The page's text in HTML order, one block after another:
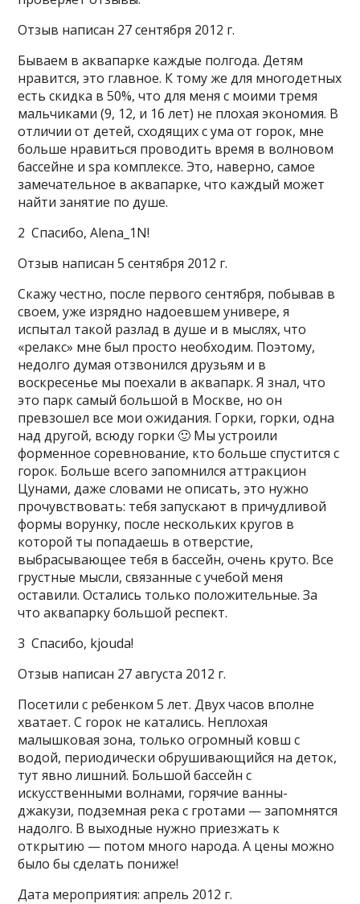
Отзыв написан 27 сентября 2012 г.
Бываем в аквапарке каждые полгода. Детям
нравится, это главное. К тому же для многодетных
есть скидка в 50%, что для меня с моими тремя
мальчиками (9, 12, и 16 лет) не плохая экономия. В
отличии от детей, сходящих с ума от горок, мне
больше нравиться проводить время в волновом
бассейне и spa комплексе. Это, наверно, самое
замечательное в аквапарке, что каждый может
найти занятие по душе.
2 Спасибо, Alena_1N!
Отзыв написан 5 сентября 2012 г.
Скажу честно, после первого сентября, побывав в
своем, уже изрядно надоевшем универе, я
испытал такой разлад в душе и в мыслях, что
«релакс» мне был просто необходим. Поэтому,
недолго думая отзвонился друзьям и в
воскресенье мы поехали в аквапарк. Я знал, что
это парк самый большой в Москве, но он
превзошел все мои ожидания. Горки, горки, одна
над другой, всюду горки 🙂 Мы устроили
форменное соревнование, кто больше спустится с
горок. Больше всего запомнился аттракцион
Цунами, даже словами не описать, это нужно
прочувствовать: тебя запускают в причудливой
формы ворунку, после нескольких кругов в
которой ты попадаешь в отверстие,
выбрасывающее тебя в бассейн, очень круто. Все
грустные мысли, связанные с учебой меня
оставили. Остались только положительные. За
что аквапарку большой респект.
3 Спасибо, kjouda!
Отзыв написан 27 августа 2012 г.
Посетили с ребенком 5 лет. Двух часов вполне
хватает. С горок не катались. Неплохая
малышковая зона, только огромный ковш с
водой, периодически обрушивающийся на деток,
тут явно лишний. Большой бассейн с
искусственными волнами, горячие ванны-
джакузи, подземная река с гротами — запомнятся
надолго. В выходные нужно приезжать к
открытию — потом много народа. А цены можно
было бы сделать пониже!
Дата мероприятия: апрель 2012 г.